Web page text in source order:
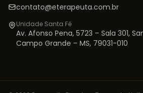
contato@eterapeuta.com.br
Unidade Santa Fé
Av. Afonso Pena, 5723 – Sala 301,
Campo Grande – MS, 79031-010